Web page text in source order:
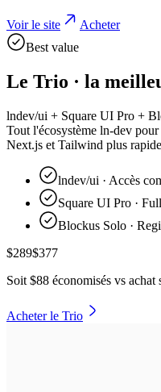
Voir le site
Acheter
Best value
Le Trio · la
lndev/ui + Square UI Pro +
Tout l'écosystème ln-dev
Next.js et Tailwind plus
lndev/ui · Accès
Square UI Pro ·
Blockus Solo ·
$289$377
Soit $88 économisés vs achat
Acheter le Trio